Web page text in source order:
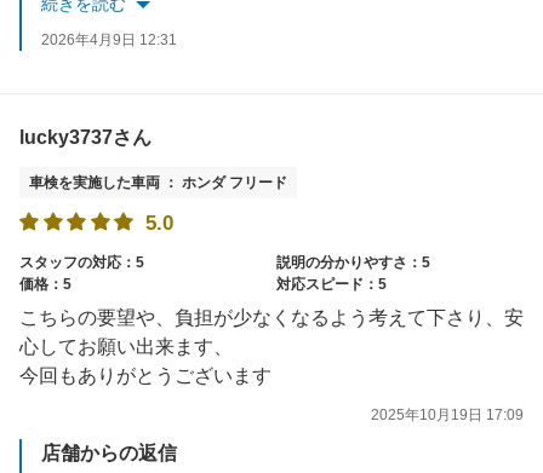
2026年4月9日 12:31
lucky3737さん
車検を実施した車両 ： ホンダ フリード
5.0
スタッフの対応：5
説明の分かりやすさ：5
価格：5
対応スピード：5
こちらの要望や、負担が少なくなるよう考えて下さり、安
心してお願い出来ます、
今回もありがとうございます
2025年10月19日 17:09
店舗からの返信